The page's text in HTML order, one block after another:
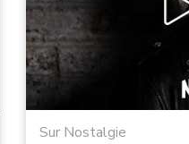
Sur Nostalgie